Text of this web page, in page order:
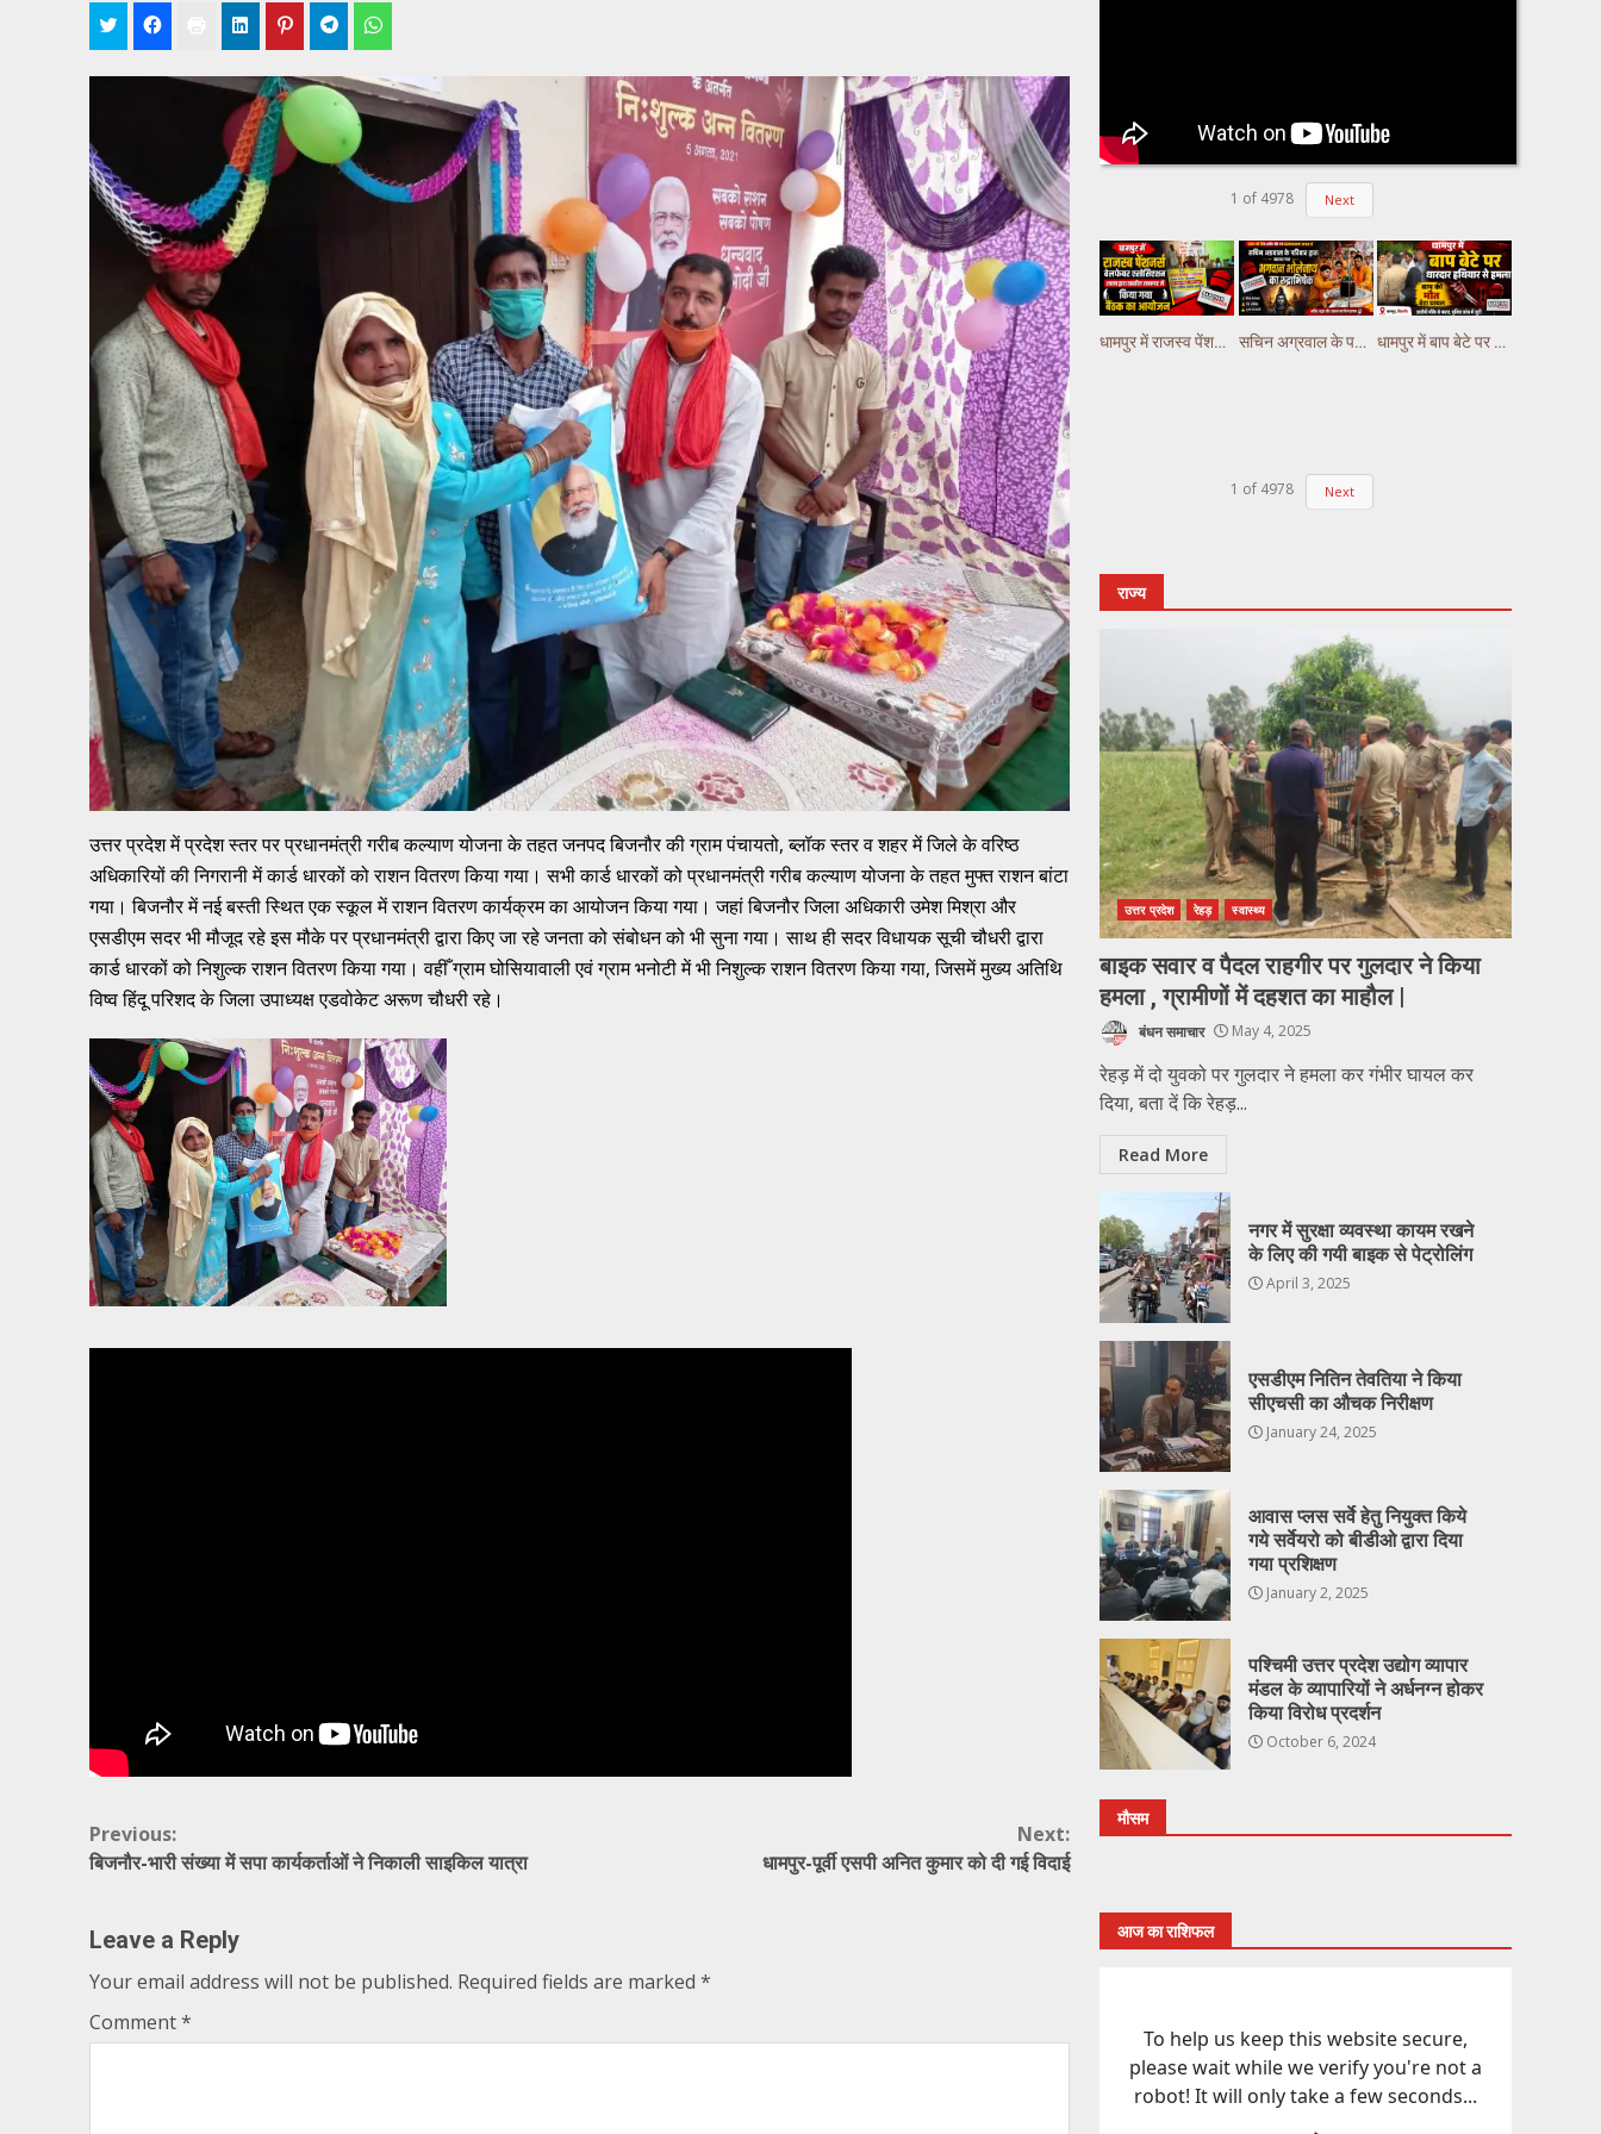
उत्तर प्रदेश में प्रदेश स्तर पर प्रधानमंत्री गरीब कल्याण योजना के तहत जनपद बिजनौर की ग्राम पंचायतो, ब्लॉक स्तर व शहर में जिले के वरिष्ठ
अधिकारियों की निगरानी में कार्ड धारकों को राशन वितरण किया गया। सभी कार्ड धारकों को प्रधानमंत्री गरीब कल्याण योजना के तहत मुफ्त राशन बांटा
गया। बिजनौर में नई बस्ती स्थित एक स्कूल में राशन वितरण कार्यक्रम का आयोजन किया गया। जहां बिजनौर जिला अधिकारी उमेश मिश्रा और
एसडीएम सदर भी मौजूद रहे इस मौके पर प्रधानमंत्री द्वारा किए जा रहे जनता को संबोधन को भी सुना गया। साथ ही सदर विधायक सूची चौधरी द्वारा
कार्ड धारकों को निशुल्क राशन वितरण किया गया। वहीँ ग्राम घोसियावाली एवं ग्राम भनोटी में भी निशुल्क राशन वितरण किया गया, जिसमें मुख्य अतिथि
विष्व हिंदू परिशद के जिला उपाध्यक्ष एडवोकेट अरूण चौधरी रहे।
Continue
Previous:
बिजनौर-भारी संख्या में सपा कार्यकर्ताओं ने निकाली साइकिल यात्रा
Next:
धामपुर-पूर्वी एसपी अनित कुमार को दी गई विदाई
Leave a Reply
Your email address will not be published. Required fields are marked *
Comment*
1 of 4978 Next
धामपुर में राजस्व पेंशनर्स वेलफेयर एसोसिएशन शाखा द्धारा तहसील सभागार में किया गया वैठक का आयोजन सचिन अग्रवाल के परिवार द्वारा कराया गया भगवान भोलेनाथ का रुद्राभिषेक धामपुर में बाप बेटे पर धारदार हथियार से हमला, बाप की मौत बेटा घायल
1 of 4978 Next
राज्य
उत्तर प्रदेश रेहड़ स्वास्थ्य
बाइक सवार व पैदल राहगीर पर गुलदार ने किया
हमला , ग्रामीणों में दहशत का माहौल |
बंधन समाचार May 4, 2025
रेहड़ में दो युवको पर गुलदार ने हमला कर गंभीर घायल कर
दिया, बता दें कि रेहड़...
Read More
नगर में सुरक्षा व्यवस्था कायम रखने
के लिए की गयी बाइक से पेट्रोलिंग
April 3, 2025
एसडीएम नितिन तेवतिया ने किया
सीएचसी का औचक निरीक्षण
January 24, 2025
आवास प्लस सर्वे हेतु नियुक्त किये
गये सर्वेयरो को बीडीओ द्वारा दिया
गया प्रशिक्षण
January 2, 2025
पश्चिमी उत्तर प्रदेश उद्योग व्यापार
मंडल के व्यापारियों ने अर्धनग्न होकर
किया विरोध प्रदर्शन
October 6, 2024
मौसम
आज का राशिफल